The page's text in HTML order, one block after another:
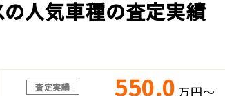
の人気車種の査定実績
査定実績 550.0 万円～